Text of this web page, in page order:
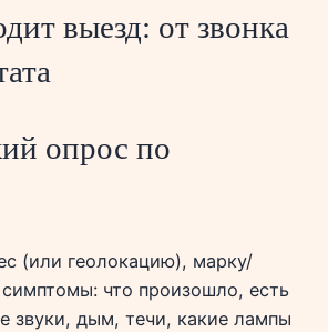
выезд: от звонка
опрос по
(или геолокацию), марку/
что произошло, есть
звуки, дым, течи, какие лампы